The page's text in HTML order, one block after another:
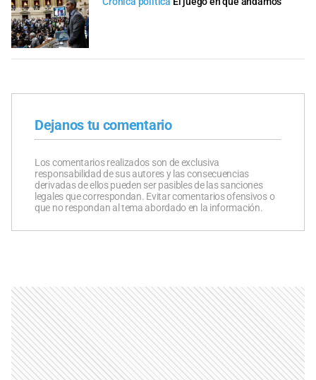
Dejanos tu comentario
Los comentarios realizados son de exclusiva
responsabilidad de sus autores y las consecuencias
derivadas de ellos pueden ser pasibles de las sanciones
legales que correspondan. Evitar comentarios ofensivos o
que no respondan al tema abordado en la información.